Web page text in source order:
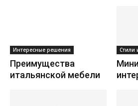
Интересные решения
Преимущества
итальянской мебели
Стили